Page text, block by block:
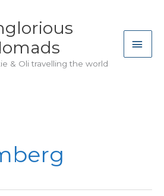
& Oli travelling the world